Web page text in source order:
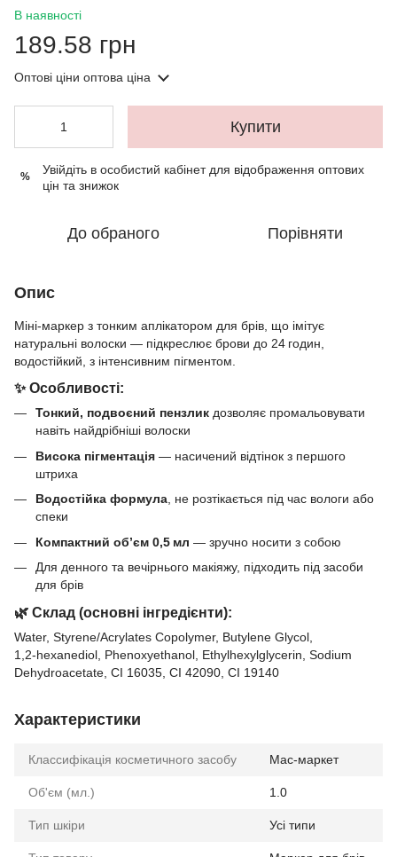
В наявності
189.58 грн
Оптові ціни оптова ціна
Купити
%
Увійдіть в особистий кабінетдля відображення оптових
цін та знижок
До обраного Порівняти
Опис
Міні-маркер з тонким аплікатором для брів, що імітує
натуральні волоски — підкреслює брови до 24 годин,
водостійкий, з інтенсивним пігментом.
✨ Особливості:
Тонкий, подвоєний пензлик дозволяє промальовувати
навіть найдрібніші волоски
Висока пігментація — насичений відтінок з першого
штриха
Водостійка формула , не розтікається під час вологи або
спеки
Компактний об’єм 0,5 мл — зручно носити з собою
Для денного та вечірнього макіяжу, підходить під засоби
для брів
🌿 Склад (основні інгредієнти):
Water, Styrene/Acrylates Copolymer, Butylene Glycol,
1,2‑hexanediol, Phenoxyethanol, Ethylhexylglycerin, Sodium
Dehydroacetate, CI 16035, CI 42090, CI 19140
Характеристики
Классифікація косметичного засобу Мас-маркет
Об'єм (мл.) 1.0
Тип шкіри Усі типи